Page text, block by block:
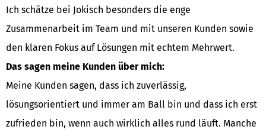
Ich schätze bei Jokisch besonders die enge
Zusammenarbeit im Team und mit unseren Kunden sowie
den klaren Fokus auf Lösungen mit echtem Mehrwert.
Das sagen meine Kunden über mich:
Meine Kunden sagen, dass ich zuverlässig,
lösungsorientiert und immer am Ball bin und dass ich erst
zufrieden bin, wenn auch wirklich alles rund läuft. Manche